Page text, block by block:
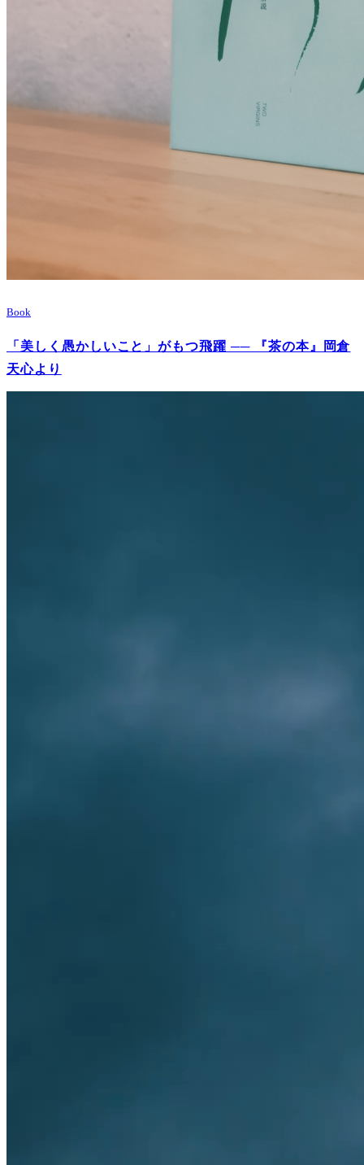
Book
「美しく愚かしいこと」がもつ飛躍 ── 『茶の本』岡倉
天心より